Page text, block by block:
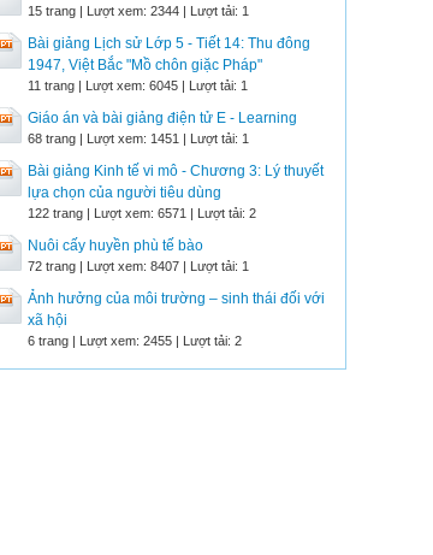
15 trang | Lượt xem: 2344 | Lượt tải: 1
Bài giảng Lịch sử Lớp 5 - Tiết 14: Thu đông
1947, Việt Bắc "Mồ chôn giặc Pháp"
11 trang | Lượt xem: 6045 | Lượt tải: 1
Giáo án và bài giảng điện tử E - Learning
68 trang | Lượt xem: 1451 | Lượt tải: 1
Bài giảng Kinh tế vi mô - Chương 3: Lý thuyết
lựa chọn của người tiêu dùng
122 trang | Lượt xem: 6571 | Lượt tải: 2
Nuôi cấy huyền phù tế bào
72 trang | Lượt xem: 8407 | Lượt tải: 1
Ảnh hưởng của môi trường – sinh thái đối với
xã hội
6 trang | Lượt xem: 2455 | Lượt tải: 2